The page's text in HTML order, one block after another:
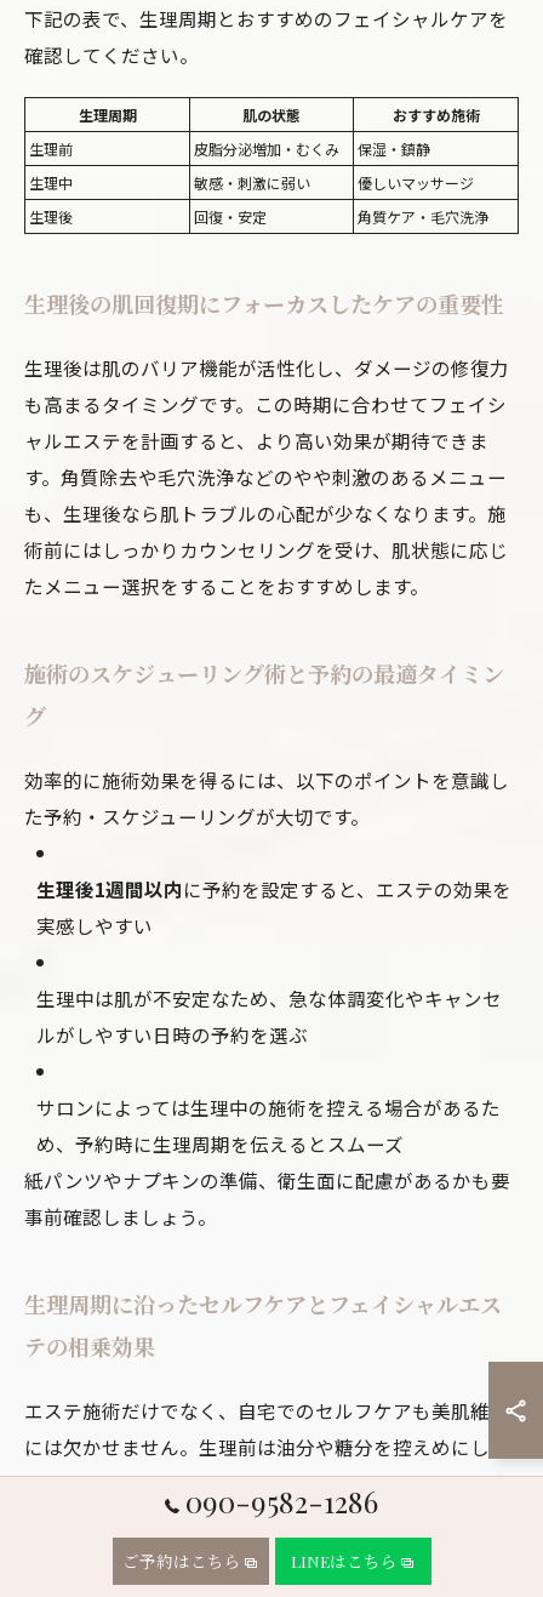
下記の表で、生理周期とおすすめのフェイシャルケアを
確認してください。
生理周期 肌の状態
おすすめ施術
生理前
皮脂分泌増加・むくみ
保湿・鎮静
生理中
敏感・刺激に弱い
優しいマッサージ
生理後
回復・安定 角質ケア・毛穴洗浄
生理後の肌回復期にフォーカスしたケアの重要性
生理後は肌のバリア機能が活性化し、ダメージの修復力
も高まるタイミングです。この時期に合わせてフェイシ
ャルエステを計画すると、より高い効果が期待できま
す。角質除去や毛穴洗浄などのやや刺激のあるメニュー
も、生理後なら肌トラブルの心配が少なくなります。施
術前にはしっかりカウンセリングを受け、肌状態に応じ
たメニュー選択をすることをおすすめします。
施術のスケジューリング術と予約の最適タイミン
グ
効率的に施術効果を得るには、以下のポイントを意識し
た予約・スケジューリングが大切です。
生理後1週間以内に予約を設定すると、エステの効果を
実感しやすい
生理中は肌が不安定なため、急な体調変化やキャンセ
ルがしやすい日時の予約を選ぶ
サロンによっては生理中の施術を控える場合があるた
め、予約時に生理周期を伝えるとスムーズ
紙パンツやナプキンの準備、衛生面に配慮があるかも要
事前確認しましょう。
生理周期に沿ったセルフケアとフェイシャルエス
テの相乗効果
エステ施術だけでなく、自宅でのセルフケアも美肌維持
には欠かせません。生理前は油分や糖分を控えめにし、
保湿を重視したケアを行いましょう。生理中は肌への摩
擦を避け、低刺激のスキンケアを選ぶと安心です。生理
後はビタミンやミネラルを積極的に摂ることで、エステ
090-9582-1286
ご予約はこちら LINEはこちら